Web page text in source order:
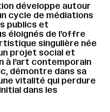
développe autour
cycle de médiations
publics et
éloignés de l’offre
singulière née
projet social et
à l’art contemporain
démontre dans sa
vitalité qui perdure
dans les